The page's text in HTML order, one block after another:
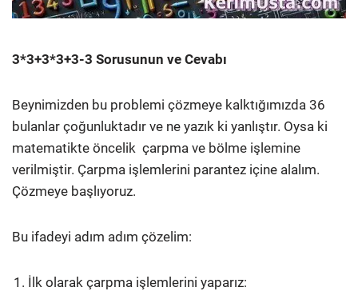
3*3+3*3+3-3 Sorusunun ve Cevabı
Beynimizden bu problemi çözmeye kalktığımızda 36
bulanlar çoğunluktadır ve ne yazık ki yanlıştır. Oysa ki
matematikte öncelik çarpma ve bölme işlemine
verilmiştir. Çarpma işlemlerini parantez içine alalım.
Çözmeye başlıyoruz.
Bu ifadeyi adım adım çözelim:
İlk olarak çarpma işlemlerini yaparız: